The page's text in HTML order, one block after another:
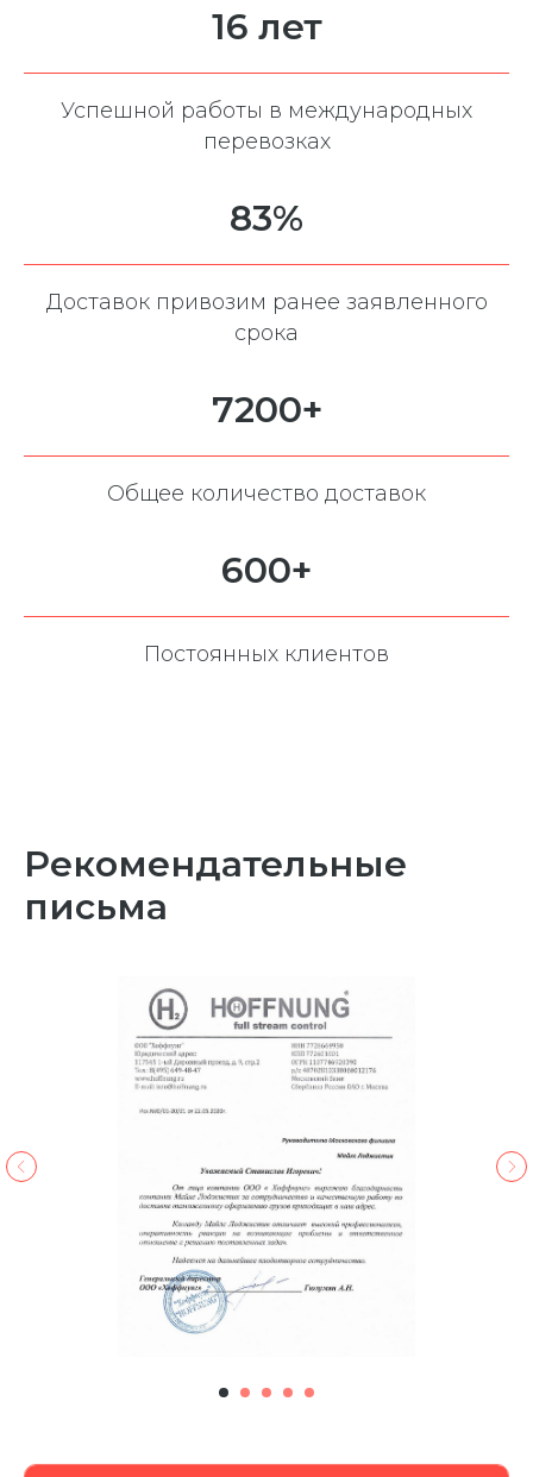
16 лет
Успешной работы в международных
перевозках
83%
Доставок привозим ранее заявленного
срока
7200+
Общее количество доставок
600+
Постоянных клиентов
Рекомендательные
письма